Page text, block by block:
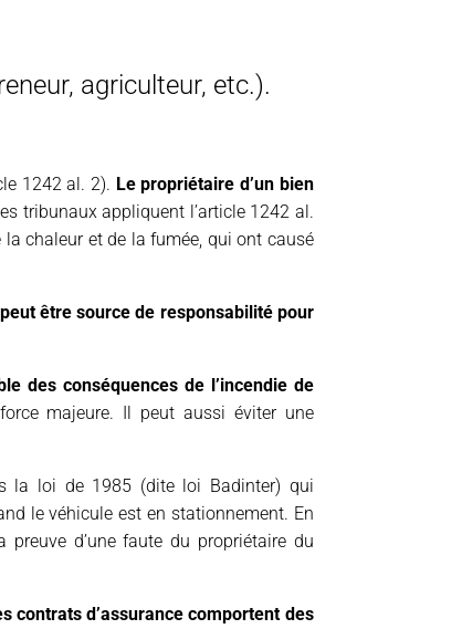
agriculteur, etc.).
1242 al. 2). Le propriétaire d’un bien
tribunaux appliquent l’article 1242 al.
chaleur et de la fumée, qui ont causé
être source de responsabilité pour
des conséquences de l’incendie de
majeure. Il peut aussi éviter une
la loi de 1985 (dite loi Badinter) qui
le véhicule est en stationnement. En
preuve d’une faute du propriétaire du
contrats d’assurance comportent des